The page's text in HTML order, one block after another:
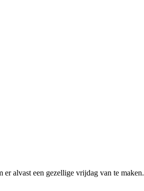
alvast een gezellige vrijdag van te maken.